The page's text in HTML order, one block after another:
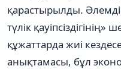
қарастырылды.
түлік қауіпсіздігінің»
құжаттарда жиі
анықтамасы, бұл